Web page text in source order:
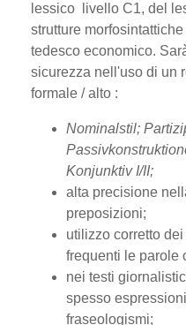
lessico livello C1, del
strutture
tedesco economico.
sicurezza nell'uso di un
formale / alto :
Nominalstil;
Konjunktiv I/II;
alta precisione
preposizioni;
utilizzo corretto
frequenti le parole
nei testi
spesso
fraseologismi;